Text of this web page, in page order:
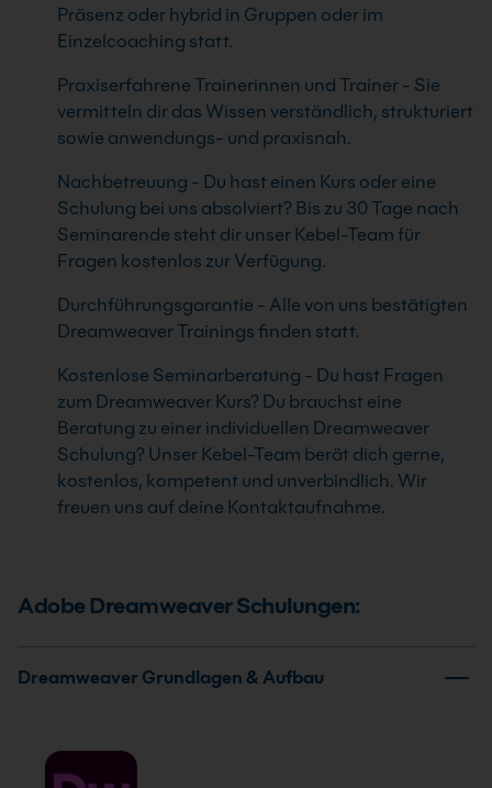
Präsenz oder hybrid in Gruppen oder im
Einzelcoaching statt.
Praxiserfahrene Trainerinnen und Trainer - Sie
vermitteln dir das Wissen verständlich, strukturiert
sowie anwendungs- und praxisnah.
Nachbetreuung - Du hast einen Kurs oder eine
Schulung bei uns absolviert? Bis zu 30 Tage nach
Seminarende steht dir unser Kebel-Team für
Fragen kostenlos zur Verfügung.
Durchführungsgarantie - Alle von uns bestätigten
Dreamweaver Trainings finden statt.
Kostenlose Seminarberatung - Du hast Fragen
zum Dreamweaver Kurs? Du brauchst eine
Beratung zu einer individuellen Dreamweaver
Schulung? Unser Kebel-Team berät dich gerne,
kostenlos, kompetent und unverbindlich. Wir
freuen uns auf deine Kontaktaufnahme.
Adobe Dreamweaver Schulungen:
Dreamweaver Grundlagen & Aufbau